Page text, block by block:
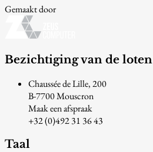
Gemaakt door
Bezichtiging van de loten
Chaussée de Lille, 200
B-7700 Mouscron
Maak een afspraak
+32 (0)492 31 36 43
Taal